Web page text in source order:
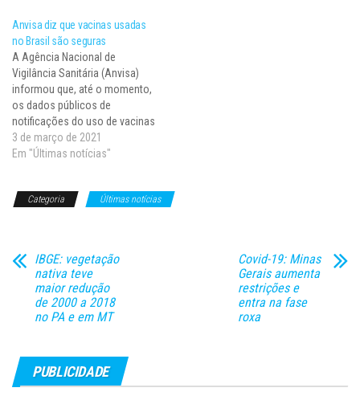
esperado. Segundo a agência,
não há até o momento dados
que indiquem…
Anvisa diz que vacinas usadas
no Brasil são seguras
A Agência Nacional de
Vigilância Sanitária (Anvisa)
informou que, até o momento,
os dados públicos de
notificações do uso de vacinas
contra covid-19 no país não
indicam qualquer relação das
com a Anvisa, não houve
3 de março de 2021
Em "Últimas notícias"
Categoria Últimas notícias
IBGE: vegetação
nativa teve
maior redução
de 2000 a 2018
no PA e em MT
Covid-19: Minas
Gerais aumenta
restrições e
entra na fase
roxa
PUBLICIDADE